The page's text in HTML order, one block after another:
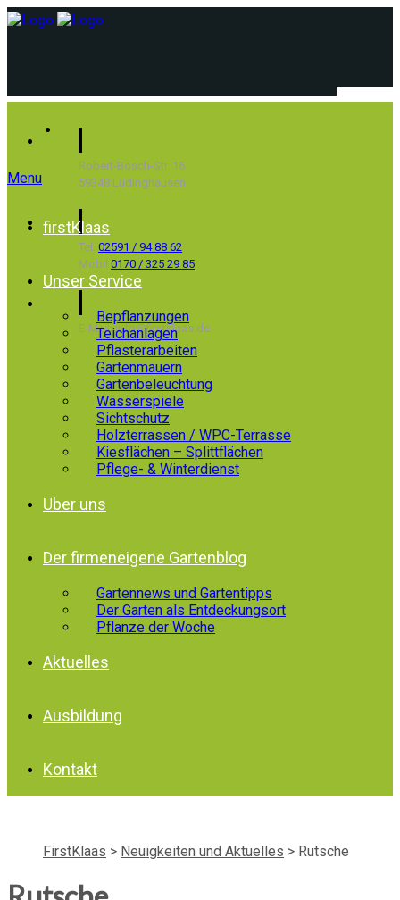
Robert-Bosch-Str. 16
59348 Lüdinghausen
Tel. 02591 / 94 88 62
Mobil 0170 / 325 29 85
E-Mail: info@firstklaas.de
Menu
firstKlaas
Unser Service
Bepflanzungen
Teichanlagen
Pflasterarbeiten
Gartenmauern
Gartenbeleuchtung
Wasserspiele
Sichtschutz
Holzterrassen / WPC-Terrasse
Kiesflächen – Splittflächen
Pflege- & Winterdienst
Über uns
Der firmeneigene Gartenblog
Gartennews und Gartentipps
Der Garten als Entdeckungsort
Pflanze der Woche
Aktuelles
Ausbildung
Kontakt
FirstKlaas > Neuigkeiten und Aktuelles > Rutsche